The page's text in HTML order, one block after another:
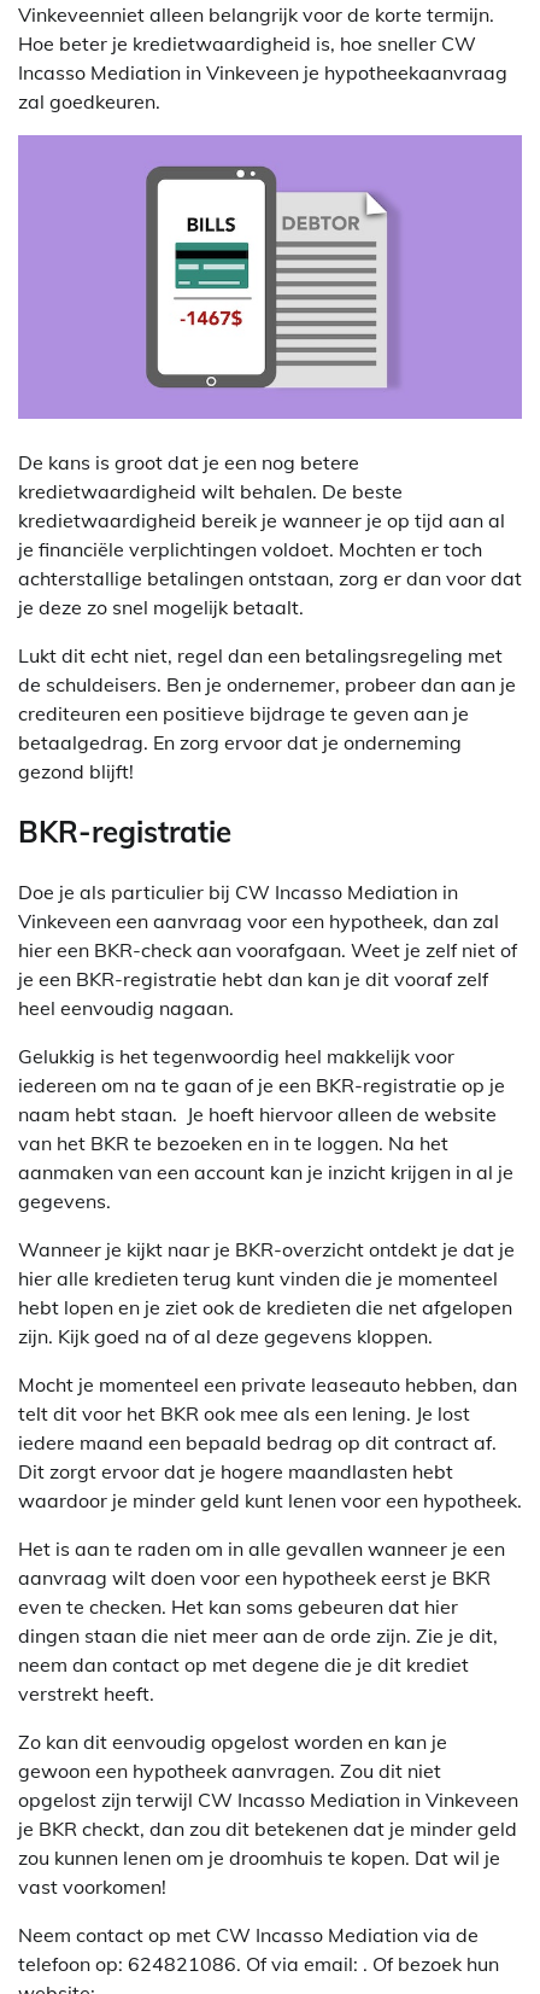
Vinkeveenniet alleen belangrijk voor de korte termijn.
Hoe beter je kredietwaardigheid is, hoe sneller CW
Incasso Mediation in Vinkeveen je hypotheekaanvraag
zal goedkeuren.
De kans is groot dat je een nog betere
kredietwaardigheid wilt behalen. De beste
kredietwaardigheid bereik je wanneer je op tijd aan al
je financiële verplichtingen voldoet. Mochten er toch
achterstallige betalingen ontstaan, zorg er dan voor dat
je deze zo snel mogelijk betaalt.
Lukt dit echt niet, regel dan een betalingsregeling met
de schuldeisers. Ben je ondernemer, probeer dan aan je
crediteuren een positieve bijdrage te geven aan je
betaalgedrag. En zorg ervoor dat je onderneming
gezond blijft!
BKR-registratie
Doe je als particulier bij CW Incasso Mediation in
Vinkeveen een aanvraag voor een hypotheek, dan zal
hier een BKR-check aan voorafgaan. Weet je zelf niet of
je een BKR-registratie hebt dan kan je dit vooraf zelf
heel eenvoudig nagaan.
Gelukkig is het tegenwoordig heel makkelijk voor
iedereen om na te gaan of je een BKR-registratie op je
naam hebt staan. Je hoeft hiervoor alleen de website
van het BKR te bezoeken en in te loggen. Na het
aanmaken van een account kan je inzicht krijgen in al je
gegevens.
Wanneer je kijkt naar je BKR-overzicht ontdekt je dat je
hier alle kredieten terug kunt vinden die je momenteel
hebt lopen en je ziet ook de kredieten die net afgelopen
zijn. Kijk goed na of al deze gegevens kloppen.
Mocht je momenteel een private leaseauto hebben, dan
telt dit voor het BKR ook mee als een lening. Je lost
iedere maand een bepaald bedrag op dit contract af.
Dit zorgt ervoor dat je hogere maandlasten hebt
waardoor je minder geld kunt lenen voor een hypotheek.
Het is aan te raden om in alle gevallen wanneer je een
aanvraag wilt doen voor een hypotheek eerst je BKR
even te checken. Het kan soms gebeuren dat hier
dingen staan die niet meer aan de orde zijn. Zie je dit,
neem dan contact op met degene die je dit krediet
verstrekt heeft.
Zo kan dit eenvoudig opgelost worden en kan je
gewoon een hypotheek aanvragen. Zou dit niet
opgelost zijn terwijl CW Incasso Mediation in Vinkeveen
je BKR checkt, dan zou dit betekenen dat je minder geld
zou kunnen lenen om je droomhuis te kopen. Dat wil je
vast voorkomen!
Neem contact op met CW Incasso Mediation via de
telefoon op: 624821086. Of via email: . Of bezoek hun